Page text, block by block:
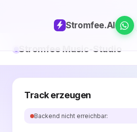
Stromfee.AI
Stromfee Music-Studio
Track erzeugen
Backend nicht erreichbar: